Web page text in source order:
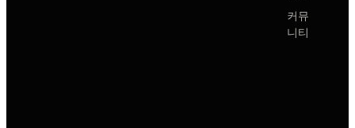
커뮤
니티